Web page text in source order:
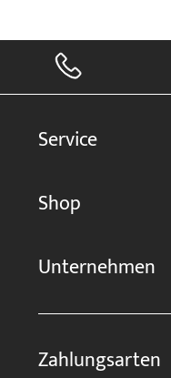
Service
Shop
Unternehmen
Zahlungsarten